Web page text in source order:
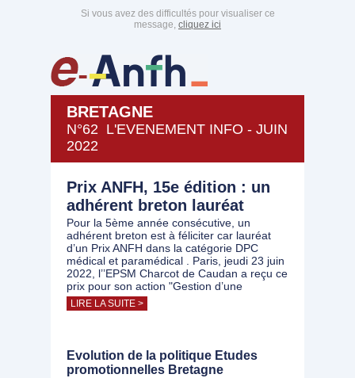
Si vous avez des difficultés pour visualiser ce
message, cliquez ici
BRETAGNE
N°62 L'EVENEMENT INFO - JUIN
2022
Prix ANFH, 15e édition : un
adhérent breton lauréat
Pour la 5ème année consécutive, un
adhérent breton est à féliciter car lauréat
d’un Prix ANFH dans la catégorie DPC
médical et paramédical . Paris, jeudi 23 juin
2022, l’’EPSM Charcot de Caudan a reçu ce
prix pour son action "Gestion d’une
LIRE LA SUITE >
Evolution de la politique Etudes
promotionnelles Bretagne